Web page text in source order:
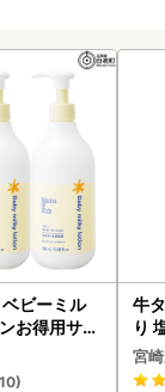
ビーミル
お得用サイ
ット CH21
牛
り
宮